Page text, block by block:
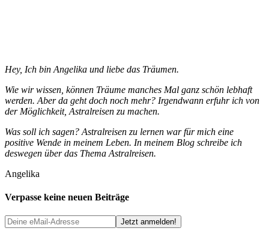
Hey, Ich bin Angelika und liebe das Träumen.
Wie wir wissen, können Träume manches Mal ganz schön lebhaft
werden. Aber da geht doch noch mehr? Irgendwann erfuhr ich von
der Möglichkeit, Astralreisen zu machen.
Was soll ich sagen? Astralreisen zu lernen war für mich eine
positive Wende in meinem Leben. In meinem Blog schreibe ich
deswegen über das Thema Astralreisen.
Angelika
Verpasse keine neuen Beiträge